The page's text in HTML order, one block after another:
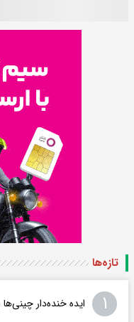
تازه‌ها
۱ ایده خنده‌دار